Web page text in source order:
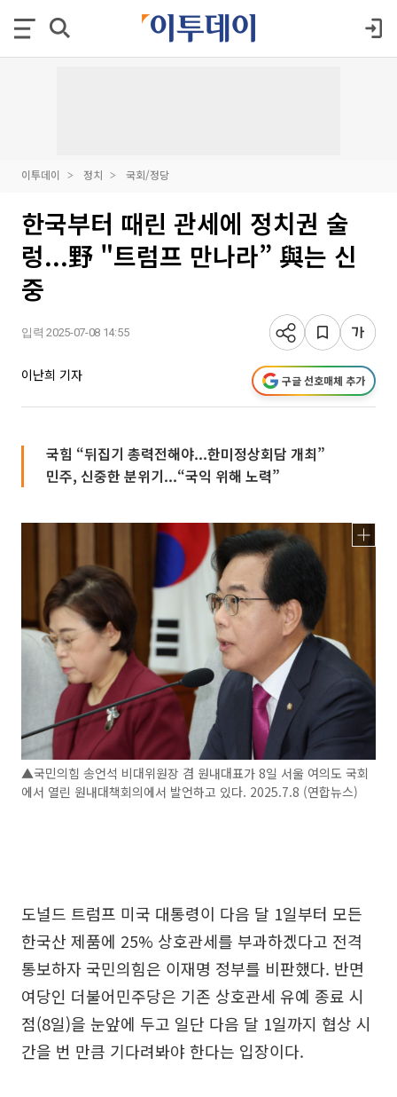
이투데이 정치 국회/정당
한국부터 때린 관세에 정치권 술
렁...野 "트럼프 만나라” 與는 신
중
입력 2025-07-08 14:55
이난희 기자 구글 선호매체 추가
국힘 “뒤집기 총력전해야...한미정상회담 개최”
민주, 신중한 분위기...“국익 위해 노력”
▲국민의힘 송언석 비대위원장 겸 원내대표가 8일 서울 여의도 국회
에서 열린 원내대책회의에서 발언하고 있다. 2025.7.8 (연합뉴스)
도널드 트럼프 미국 대통령이 다음 달 1일부터 모든
한국산 제품에 25% 상호관세를 부과하겠다고 전격
통보하자 국민의힘은 이재명 정부를 비판했다. 반면
여당인 더불어민주당은 기존 상호관세 유예 종료 시
점(8일)을 눈앞에 두고 일단 다음 달 1일까지 협상 시
간을 번 만큼 기다려봐야 한다는 입장이다.